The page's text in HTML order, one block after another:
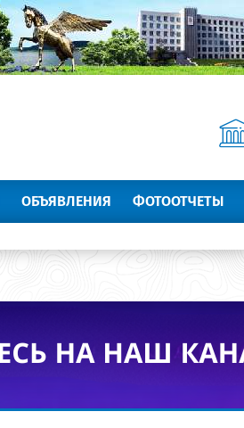
ОБЪЯВЛЕНИЯ ФОТООТЧЕТЫ